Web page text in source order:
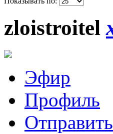
zloistroitel
Эфир
Профиль